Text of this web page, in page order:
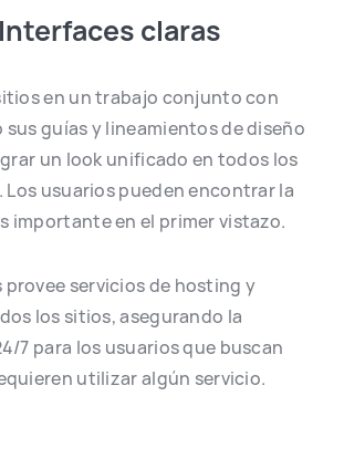
claras
en un trabajo conjunto con
sus guías y lineamientos de diseño
un look unificado en todos los
usuarios pueden encontrar la
importante en el primer vistazo.
provee servicios de hosting y
los sitios, asegurando la
7 para los usuarios que buscan
utilizar algún servicio.